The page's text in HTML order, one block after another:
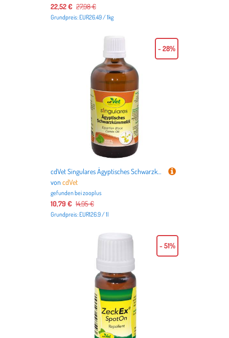
22,52 € 27,98 €
Grundpreis: EUR26.49 / 1kg
cdVet Singulares Ägyptisches Schwarzkümmelöl - 100 ml
voncdVet
gefunden beizooplus
10,79 € 14,95 €
Grundpreis: EUR126.9 / 1l
- 28%
- 51%